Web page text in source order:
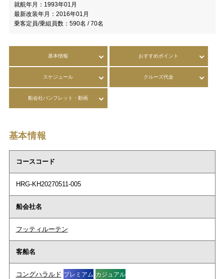
就航年月： 1993年01月
最新改装年月： 2016年01月
乗客定員/乗組員数： 590名 / 70名
基本情報 おすすめポイント
スケジュール クルーズ代金
船会社パンフレット・動画
基本情報
コースコード
HRG-KH20270511-005
船会社名
フッティルーテン
客船名
コングハラルド プレミアム カジュアル